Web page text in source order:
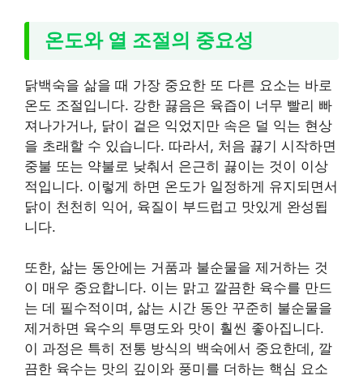
온도와 열 조절의 중요성
닭백숙을 삶을 때 가장 중요한 또 다른 요소는 바로
온도 조절입니다. 강한 끓음은 육즙이 너무 빨리 빠
져나가거나, 닭이 겉은 익었지만 속은 덜 익는 현상
을 초래할 수 있습니다. 따라서, 처음 끓기 시작하면
중불 또는 약불로 낮춰서 은근히 끓이는 것이 이상
적입니다. 이렇게 하면 온도가 일정하게 유지되면서
닭이 천천히 익어, 육질이 부드럽고 맛있게 완성됩
니다.
또한, 삶는 동안에는 거품과 불순물을 제거하는 것
이 매우 중요합니다. 이는 맑고 깔끔한 육수를 만드
는 데 필수적이며, 삶는 시간 동안 꾸준히 불순물을
제거하면 육수의 투명도와 맛이 훨씬 좋아집니다.
이 과정은 특히 전통 방식의 백숙에서 중요한데, 깔
끔한 육수는 맛의 깊이와 풍미를 더하는 핵심 요소